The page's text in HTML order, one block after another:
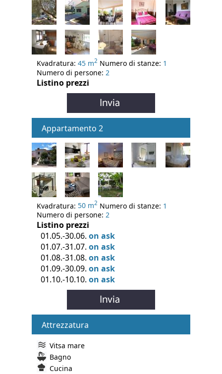
Kvadratura: 45 m2 Numero di stanze: 1
Numero di persone: 2
Listino prezzi
Appartamento 2
Kvadratura: 50 m2 Numero di stanze: 1
Numero di persone: 2
Listino prezzi
01.05.-30.06. on ask
01.07.-31.07. on ask
01.08.-31.08. on ask
01.09.-30.09. on ask
01.10.-10.10. on ask
Attrezzatura
Vitsa mare
Bagno
Cucina